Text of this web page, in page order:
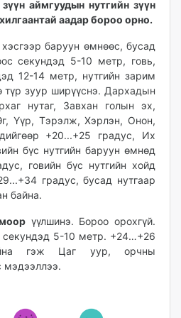
аймгуудын нутгийн зүүн
аадар бороо орно.
баруун өмнөөс, бусад
секундэд 5-10 метр, говь,
12-14 метр, нутгийн зарим
түр зуур ширүүснэ. Дархадын
нутаг, Завхан голын эх,
Үүр, Тэрэлж, Хэрлэн, Онон,
+20...+25 градус, Их
бүс нутгийн баруун өмнөд
говийн бүс нутгийн хойд
градус, бусад нутгаар
байна.
үүлшинэ. Бороо орохгүй.
секундэд 5-10 метр. +24…+26
гэж Цаг уур, орчны
мэдээллээ.